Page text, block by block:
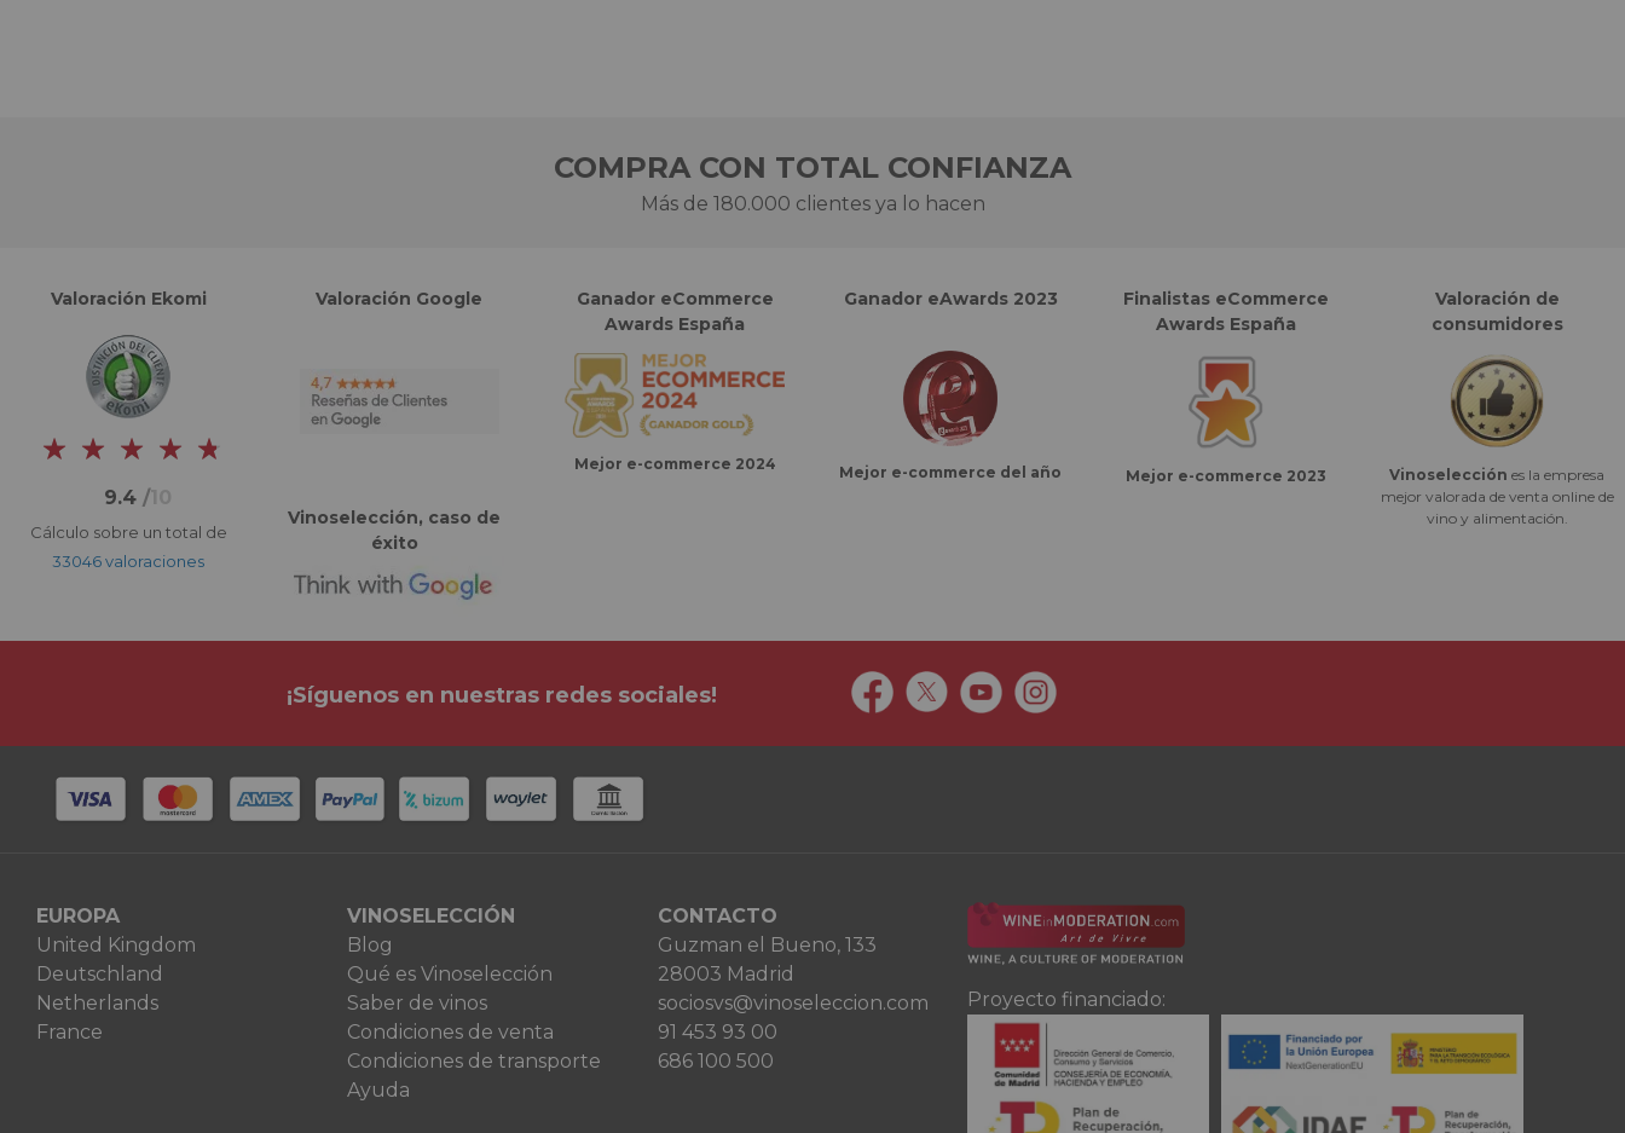
COMPRA CON TOTAL CONFIANZA
Más de 180.000 clientes ya lo hacen
Valoración Ekomi
9.4 /10
Cálculo sobre un total de
33046 valoraciones
Valoración Google
Vinoselección, caso de
éxito
Ganador eCommerce
Awards España
Mejor e-commerce 2024
Ganador eAwards 2023
Mejor e-commerce del año
Finalistas eCommerce
Awards España
Mejor e-commerce 2023
Valoración de
consumidores
Vinoselección es la empresa
mejor valorada de venta online de
vino y alimentación.
¡Síguenos en nuestras redes sociales!
EUROPA
United Kingdom
Deutschland
Netherlands
France
VINOSELECCIÓN
Blog
Qué es Vinoselección
Saber de vinos
Condiciones de venta
Condiciones de transporte
Ayuda
CONTACTO
Guzman el Bueno, 133
28003 Madrid
sociosvs@vinoseleccion.com
91 453 93 00
686 100 500
Proyecto financiado: